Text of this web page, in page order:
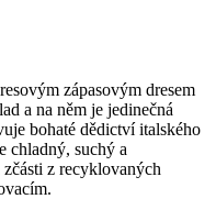
zápasovým dresem
a na něm je jedinečná
bohaté dědictví italského
chladný, suchý a
z recyklovaných